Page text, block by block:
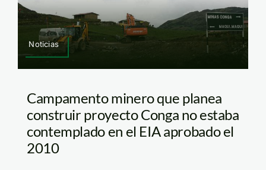
Noticias
Campamento minero que planea
construir proyecto Conga no estaba
contemplado en el EIA aprobado el
2010